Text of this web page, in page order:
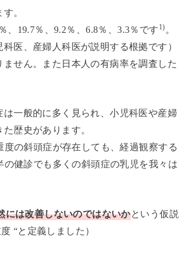
。
、19.7％、9.2％、6.8％、3.3％です 1)。
医、産婦人科医が説明する根拠です）
せん。また日本人の有病率を調査した
一般的に多く見られ、小児科医や産婦
歴史があります。
の斜頭症が存在しても、経過観察する
健診でも多くの斜頭症の乳児を我々は
には改善しないのではないかという仮説
“と定義しました）